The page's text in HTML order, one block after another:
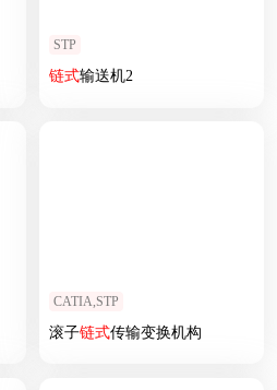
STP
链式输送机2
器（工业烤箱）
CATIA,STP
滚子链式传输变换机构